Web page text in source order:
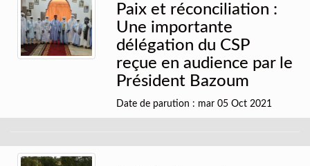
Paix et réconciliation :
Une importante
délégation du CSP
reçue en audience par le
Président Bazoum
Date de parution : mar 05 Oct 2021